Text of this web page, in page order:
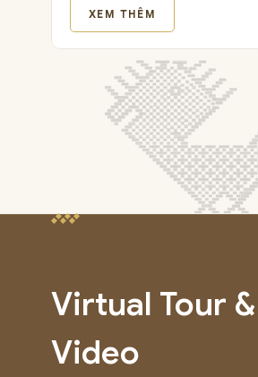
XEM THÊM
Virtual Tour
Video